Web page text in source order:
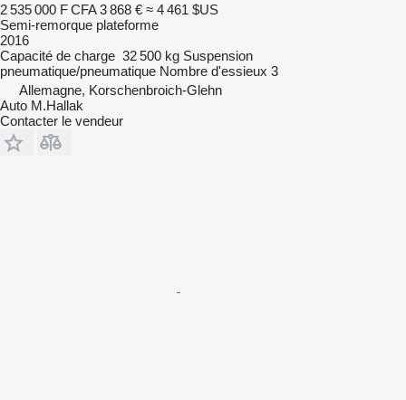
2 535 000 F CFA 3 868 € ≈ 4 461 $US
Semi-remorque plateforme
2016
Capacité de charge 32 500 kg Suspension
pneumatique/pneumatique Nombre d'essieux 3
Allemagne, Korschenbroich-Glehn
Auto M.Hallak
Contacter le vendeur